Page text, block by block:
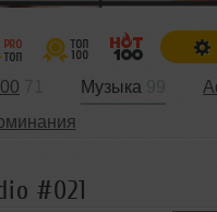
Музыка
#021